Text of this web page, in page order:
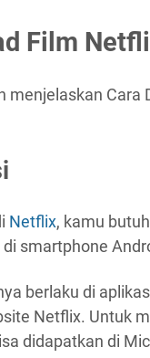
Film
menjelaskan
Netflix, kamu
smartphone
berlaku di
Netflix. Untuk
didapatkan di